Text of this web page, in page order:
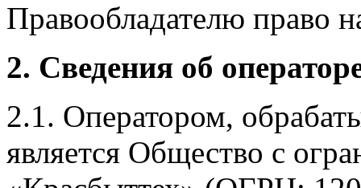
Правообладателю право
2. Сведения об
2.1. Оператором,
является Общество с